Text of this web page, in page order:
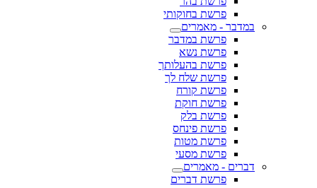
פרשת בחוקותי
במדבר - מאמרים
פרשת במדבר
פרשת נשא
פרשת בהעלותך
פרשת שלח לך
פרשת קורח
פרשת חוקת
פרשת בלק
פרשת פינחס
פרשת מטות
פרשת מסעי
דברים - מאמרים
פרשת דברים